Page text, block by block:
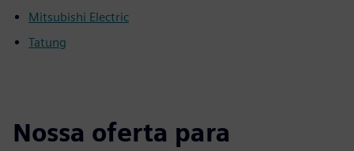
Mitsubishi Electric
Tatung
Nossa oferta para